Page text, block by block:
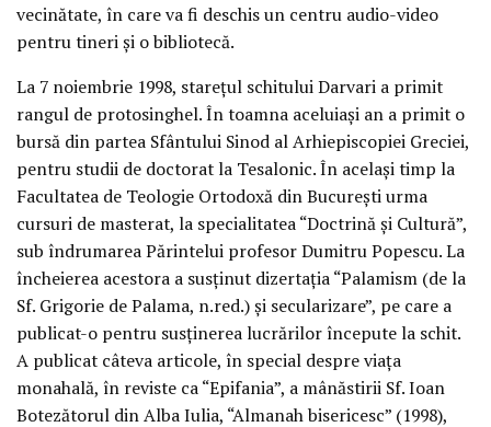
vecinătate, în care va fi deschis un centru audio-video
pentru tineri şi o bibliotecă.
La 7 noiembrie 1998, stareţul schitului Darvari a primit
rangul de protosinghel. În toamna aceluiaşi an a primit o
bursă din partea Sfântului Sinod al Arhiepiscopiei Greciei,
pentru studii de doctorat la Tesalonic. În acelaşi timp la
Facultatea de Teologie Ortodoxă din Bucureşti urma
cursuri de masterat, la specialitatea “Doctrină şi Cultură”,
sub îndrumarea Părintelui profesor Dumitru Popescu. La
încheierea acestora a susţinut dizertaţia “Palamism (de la
Sf. Grigorie de Palama, n.red.) şi secularizare”, pe care a
publicat-o pentru susţinerea lucrărilor începute la schit.
A publicat câteva articole, în special despre viaţa
monahală, în reviste ca “Epifania”, a mânăstirii Sf. Ioan
Botezătorul din Alba Iulia, “Almanah bisericesc” (1998),